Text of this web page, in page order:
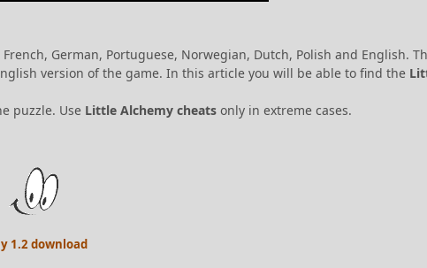
German, Portuguese, Norwegian, Dutch, Polish and English.
version of the game. In this article you will be able to find the
puzzle. Use Little Alchemy cheats only in extreme cases.
1.2 download